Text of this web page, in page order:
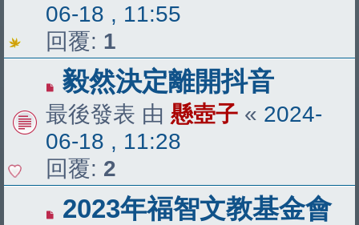
06-18 , 11:55
回覆: 1
毅然決定離開抖音
最後發表 由 懸壺子 « 2024-
06-18 , 11:28
回覆: 2
2023年福智文教基金會